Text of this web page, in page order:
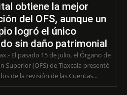
obtiene la mejor
del OFS, aunque un
logró el único
sin daño patrimonial
El pasado 15 de julio, el Órgano de
Superior (OFS) de Tlaxcala presentó
de la revisión de las Cuentas...